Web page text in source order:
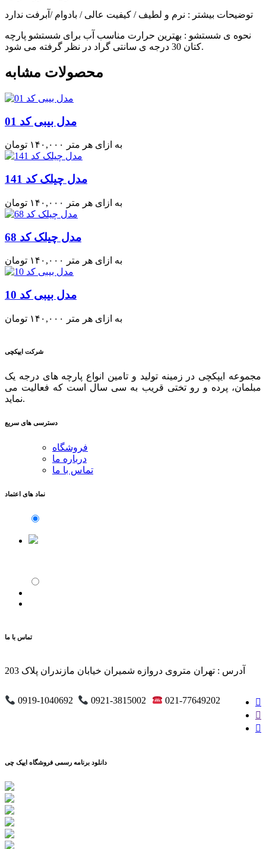
توضیحات بیشتر : نرم و لطیف / کیفیت عالی / بادوام /آبرفت ندارد
نحوه ی شستشو : بهترین حرارت مناسب آب برای شستشو پارچه
کتان 30 درجه ی سانتی گراد در نظر گرفته می شود.
محصولات مشابه
مدل بیبی کد 01
۱۴۰,۰۰۰ تومان به ازای هر متر
مدل چیلک کد 141
۱۴۰,۰۰۰ تومان به ازای هر متر
مدل چیلک کد 68
۱۴۰,۰۰۰ تومان به ازای هر متر
مدل بیبی کد 10
۱۴۰,۰۰۰ تومان به ازای هر متر
شرکت ایپکچی
مجموعه ایپکچی در زمینه تولید و تامین انواع پارچه های درجه یک
مبلمان، پرده و رو تختی قریب به سی سال است که فعالیت می
نماید.
دسترسی های سریع
فروشگاه
درباره ما
تماس با ما
نماد های اعتماد
تماس با ما
آدرس : تهران متروی دروازه شمیران خیابان مازندران پلاک 203
0919-1040692 0921-3815002 021-77649202
دانلود برنامه رسمی فروشگاه ایپک چی